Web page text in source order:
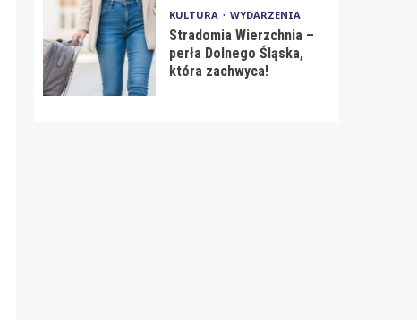
KULTURA WYDARZENIA
Stradomia Wierzchnia –
perła Dolnego Śląska,
która zachwyca!